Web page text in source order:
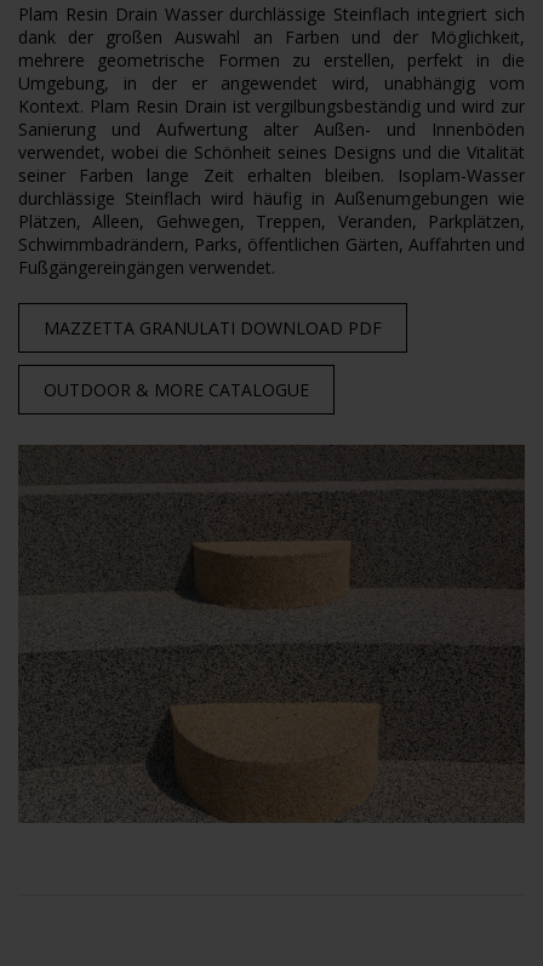
Plam Resin Drain Wasser durchlässige Steinflach integriert sich
dank der großen Auswahl an Farben und der Möglichkeit,
mehrere geometrische Formen zu erstellen, perfekt in die
Umgebung, in der er angewendet wird, unabhängig vom
Kontext. Plam Resin Drain ist vergilbungsbeständig und wird zur
Sanierung und Aufwertung alter Außen- und Innenböden
verwendet, wobei die Schönheit seines Designs und die Vitalität
seiner Farben lange Zeit erhalten bleiben. Isoplam-Wasser
durchlässige Steinflach wird häufig in Außenumgebungen wie
Plätzen, Alleen, Gehwegen, Treppen, Veranden, Parkplätzen,
Schwimmbadrändern, Parks, öffentlichen Gärten, Auffahrten und
Fußgängereingängen verwendet.
MAZZETTA GRANULATI DOWNLOAD PDF
OUTDOOR & MORE CATALOGUE